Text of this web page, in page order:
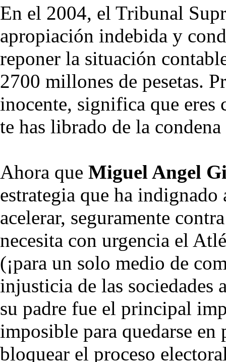
En el 2004, el Tribunal
apropiación indebida y
reponer la situación
2700 millones de pesetas.
inocente, significa que eres
te has librado de la
Ahora que Miguel Angel
estrategia que ha
acelerar, seguramente
necesita con urgencia el
(¡para un solo medio de
injusticia de las sociedades
su padre fue el principal
imposible para quedarse
bloquear el proceso